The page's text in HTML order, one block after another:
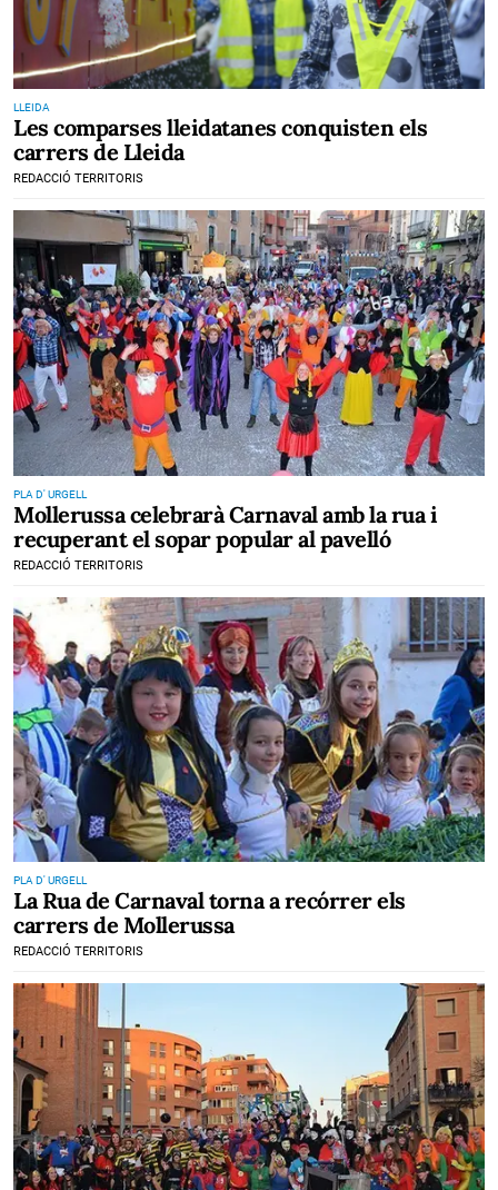
LLEIDA
Les comparses lleidatanes conquisten els
carrers de Lleida
REDACCIÓ TERRITORIS
PLA D' URGELL
Mollerussa celebrarà Carnaval amb la rua i
recuperant el sopar popular al pavelló
REDACCIÓ TERRITORIS
PLA D' URGELL
La Rua de Carnaval torna a recórrer els
carrers de Mollerussa
REDACCIÓ TERRITORIS